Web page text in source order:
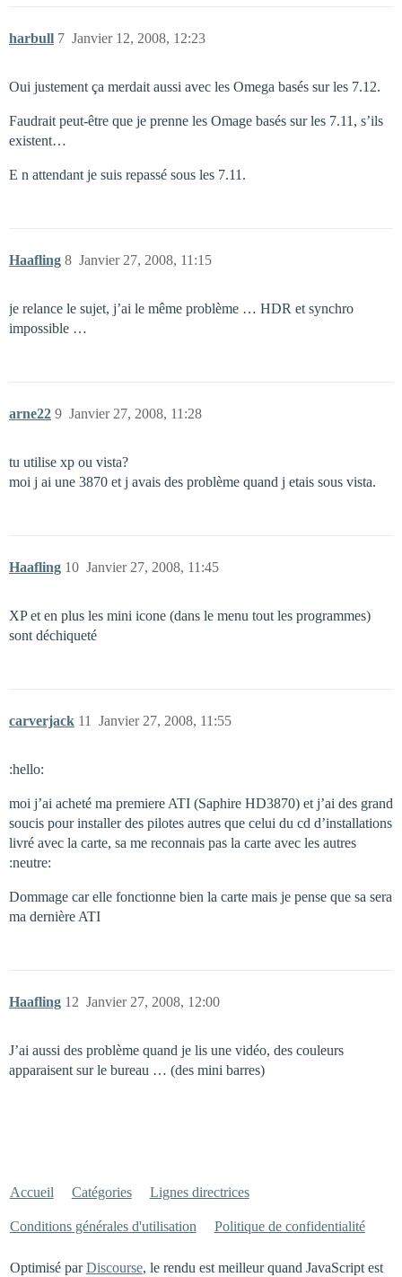
harbull Janvier 12, 2008, 12:23
7
Oui justement ça merdait aussi avec les Omega basés sur les 7.12.
Faudrait peut-être que je prenne les Omage basés sur les 7.11, s’ils
existent…
E n attendant je suis repassé sous les 7.11.
Haafling Janvier 27, 2008, 11:15
8
je relance le sujet, j’ai le même problème … HDR et synchro
impossible …
arne22 Janvier 27, 2008, 11:28
9
tu utilise xp ou vista?
moi j ai une 3870 et j avais des problème quand j etais sous vista.
Haafling Janvier 27, 2008, 11:45
10
XP et en plus les mini icone (dans le menu tout les programmes)
sont déchiqueté
carverjack Janvier 27, 2008, 11:55
11
:hello:
moi j’ai acheté ma premiere ATI (Saphire HD3870) et j’ai des grand
soucis pour installer des pilotes autres que celui du cd d’installations
livré avec la carte, sa me reconnais pas la carte avec les autres
:neutre:
Dommage car elle fonctionne bien la carte mais je pense que sa sera
ma dernière ATI
Haafling Janvier 27, 2008, 12:00
12
J’ai aussi des problème quand je lis une vidéo, des couleurs
apparaisent sur le bureau … (des mini barres)
Accueil Catégories Lignes directrices
Conditions générales d'utilisation Politique de confidentialité
Optimisé parDiscourse, le rendu est meilleur quand JavaScript est